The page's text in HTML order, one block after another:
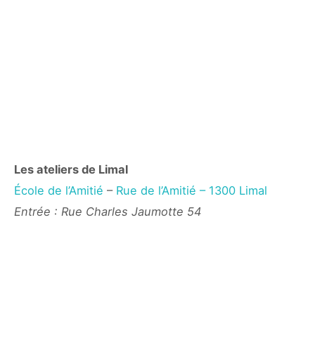
Les ateliers de Limal
École de l’Amitié – Rue de l’Amitié – 1300 Limal
Entrée : Rue Charles Jaumotte 54